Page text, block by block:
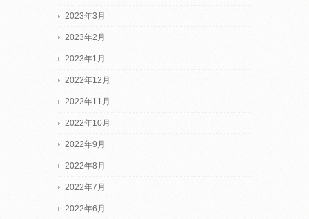
2023年3月
2023年2月
2023年1月
2022年12月
2022年11月
2022年10月
2022年9月
2022年8月
2022年7月
2022年6月